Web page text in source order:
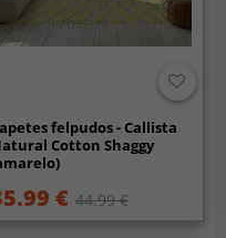
felpudos - Callista
Cotton Shaggy
€ 44.99 €